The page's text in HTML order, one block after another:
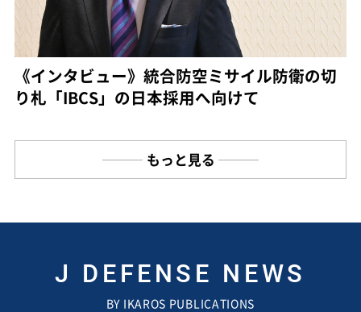
《インタビュー》統合防空ミサイル防衛の切
り札「IBCS」の日本採用へ向けて
もっと見る
J DEFENSE NEWS
BY IKAROS PUBLICATIONS